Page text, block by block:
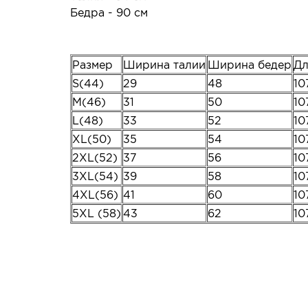
Бедра - 90 см
Размер Ширина талии Ширина бедер
S(44)
29 48
M(46)
31 50
L(48)
33 52
XL(50)
35 54
2XL(52) 37 56
3XL(54) 39 58
4XL(56) 41 60
5XL (58) 43 62